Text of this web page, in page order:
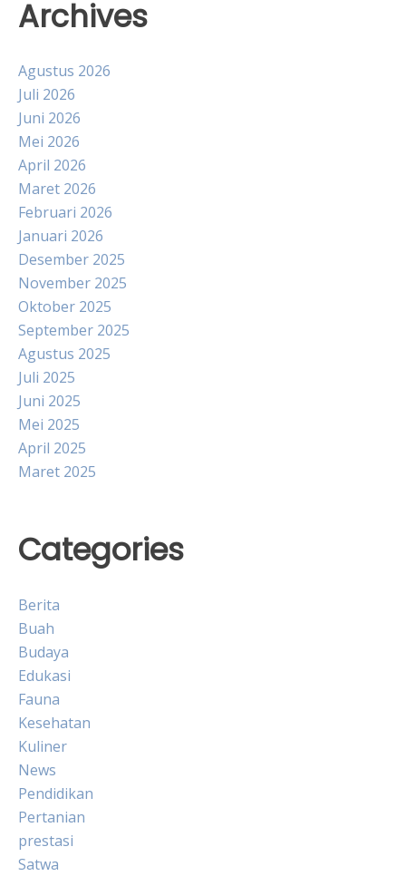
Archives
Agustus 2026
Juli 2026
Juni 2026
Mei 2026
April 2026
Maret 2026
Februari 2026
Januari 2026
Desember 2025
November 2025
Oktober 2025
September 2025
Agustus 2025
Juli 2025
Juni 2025
Mei 2025
April 2025
Maret 2025
Categories
Berita
Buah
Budaya
Edukasi
Fauna
Kesehatan
Kuliner
News
Pendidikan
Pertanian
prestasi
Satwa